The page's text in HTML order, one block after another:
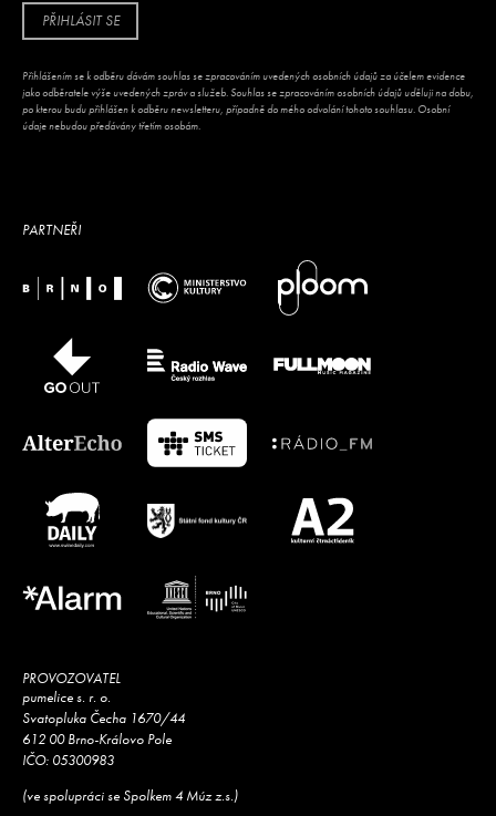
PŘIHLÁSIT SE
Přihlášením se k odběru dávám souhlas se zpracováním uvedených osobních údajů za účelem evidence
jako odběratele výše uvedených zpráv a služeb. Souhlas se zpracováním osobních údajů uděluji na dobu,
po kterou budu přihlášen k odběru newsletteru, případně do mého odvolání tohoto souhlasu. Osobní
údaje nebudou předávány třetím osobám.
PARTNEŘI
PROVOZOVATEL
pumelice s. r. o.
Svatopluka Čecha 1670/44
612 00 Brno-Královo Pole
IČO: 05300983
(ve spolupráci se Spolkem 4 Múz z.s.)